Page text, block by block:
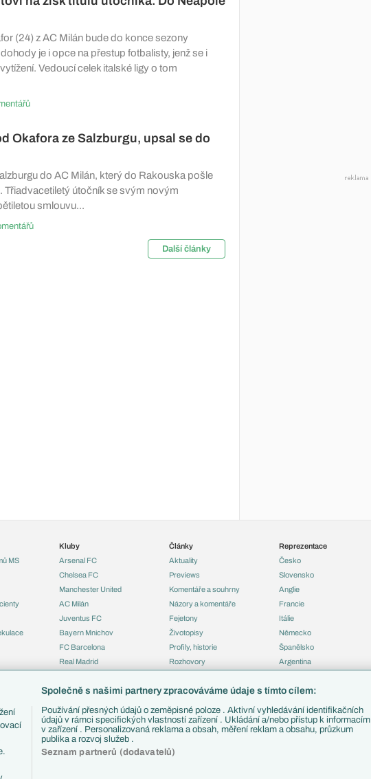
(24) z AC Milán bude do konce sezony
je i opce na přestup fotbalisty, jenž se i
Vedoucí celek italské ligy o tom
Okafora ze Salzburgu, upsal se do
do AC Milán, který do Rakouska pošle
Třiadvacetiletý útočník se svým novým
smlouvu...
Další články
MS
Kluby
Arsenal FC
Chelsea FC
Manchester United
AC Milán
Juventus FC
Bayern Mnichov
FC Barcelona
Real Madrid
Články
Aktuality
Previews
Komentáře a souhrny
Názory a komentáře
Fejetony
Životopisy
Profily, historie
Rozhovory
Reprezentace
Česko
Slovensko
Anglie
Francie
Itálie
Německo
Španělsko
Argentina
Zápasy
Livescore
Společně s našimi partnery zpracováváme údaje s tímto cílem:
Používání přesných údajů o zeměpisné poloze . Aktivní vyhledávání identifikačních
údajů v rámci specifických vlastností zařízení . Ukládání a/nebo přístup k informacím
v zařízení . Personalizovaná reklama a obsah, měření reklam a obsahu, průzkum
publika a rozvoj služeb .
Seznam partnerů (dodavatelů)